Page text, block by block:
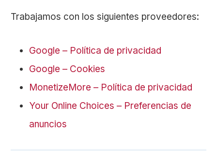
Trabajamos con los siguientes proveedores:
Google – Política de privacidad
Google – Cookies
MonetizeMore – Política de privacidad
Your Online Choices – Preferencias de
anuncios